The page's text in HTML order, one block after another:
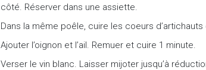
côté. Réserver dans une assiette.
Dans la même poêle, cuire les coeurs d’artichauts
Ajouter l’oignon et l’ail. Remuer et cuire 1 minute.
Verser le vin blanc. Laisser mijoter jusqu’à